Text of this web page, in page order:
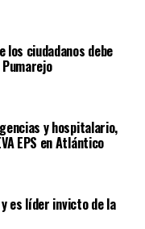
los ciudadanos debe
y hospitalario,
EPS en Atlántico
es líder invicto de la